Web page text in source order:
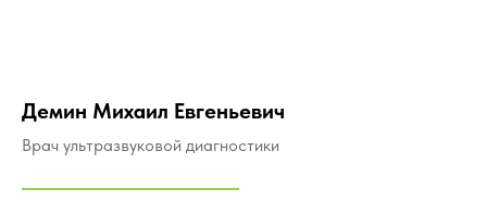
Демин Михаил Евгеньевич
Врач ультразвуковой диагностики